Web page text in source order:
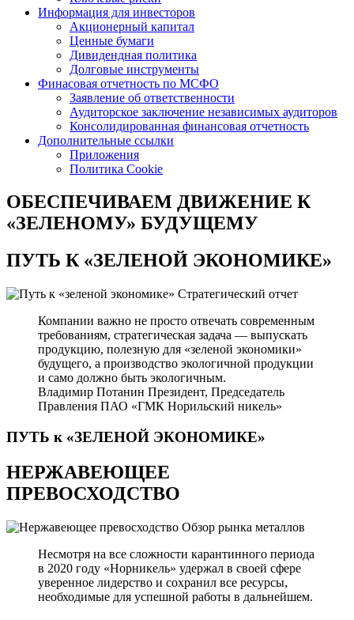
Информация для инвесторов
Акционерный капитал
Ценные бумаги
Дивидендная политика
Долговые инструменты
Финасовая отчетность по МСФО
Заявление об ответственности
Аудиторское заключение независимых аудиторов
Консолидированная финансовая отчетность
Дополнительные ссылки
Приложения
Политика Cookie
ОБЕСПЕЧИВАЕМ ДВИЖЕНИЕ К
«ЗЕЛЕНОМУ» БУДУЩЕМУ
ПУТЬ К«ЗЕЛЕНОЙ ЭКОНОМИКЕ»
Стратегический отчет
Компании важно не просто отвечать современным
требованиям, стратегическая задача — выпускать
продукцию, полезную для «зеленой экономики»
будущего, а производство экологичной продукции
и само должно быть экологичным.
Владимир Потанин Президент, Председатель
Правления ПАО «ГМК Норильский никель»
ПУТЬ к «ЗЕЛЕНОЙ ЭКОНОМИКЕ»
НЕРЖАВЕЮЩЕЕ
ПРЕВОСХОДСТВО
Обзор рынка металлов
Несмотря на все сложности карантинного периода
в 2020 году «Норникель» удержал в своей сфере
уверенное лидерство и сохранил все ресурсы,
необходимые для успешной работы в дальнейшем.